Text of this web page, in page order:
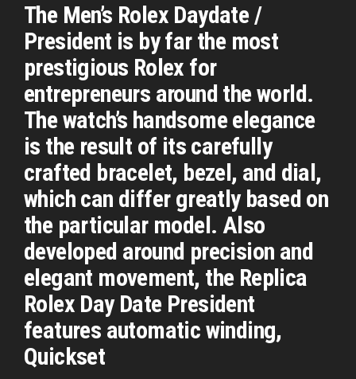
The Men’s Rolex Daydate /
President is by far the most
prestigious Rolex for
entrepreneurs around the world.
The watch’s handsome elegance
is the result of its carefully
crafted bracelet, bezel, and dial,
which can differ greatly based on
the particular model. Also
developed around precision and
elegant movement, the Replica
Rolex Day Date President
features automatic winding,
Quickset